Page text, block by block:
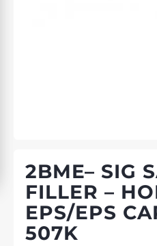
2BME– SIG
FILLER –
EPS/EPS
507K